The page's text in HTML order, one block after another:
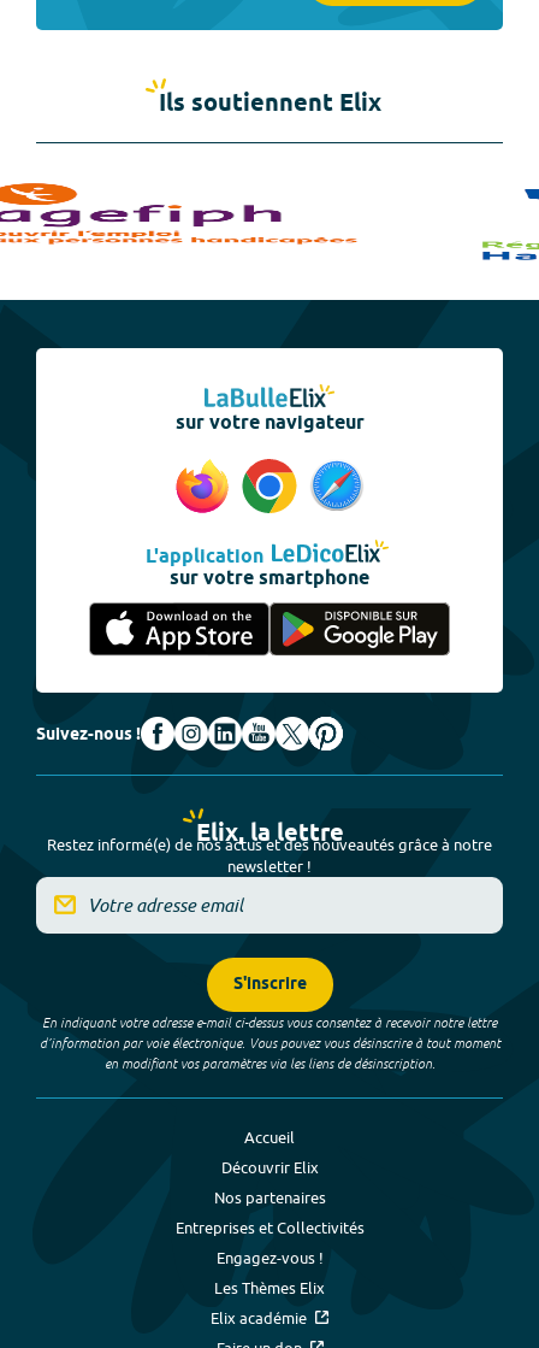
Ils soutiennent Elix
sur votre navigateur
L'application
sur votre smartphone
Suivez-nous !
Elix, la lettre
Restez informé(e) de nos actus et des nouveautés grâce à notre
newsletter !
S'inscrire
En indiquant votre adresse e-mail ci-dessus vous consentez à recevoir notre lettre
d’information par voie électronique. Vous pouvez vous désinscrire à tout moment
en modifiant vos paramètres via les liens de désinscription.
Accueil
Découvrir Elix
Nos partenaires
Entreprises et Collectivités
Engagez-vous !
Les Thèmes Elix
Elix académie